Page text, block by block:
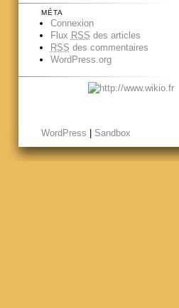
MÉTA
Connexion
Flux RSS des articles
RSS des commentaires
WordPress.org
WordPress Sandbox